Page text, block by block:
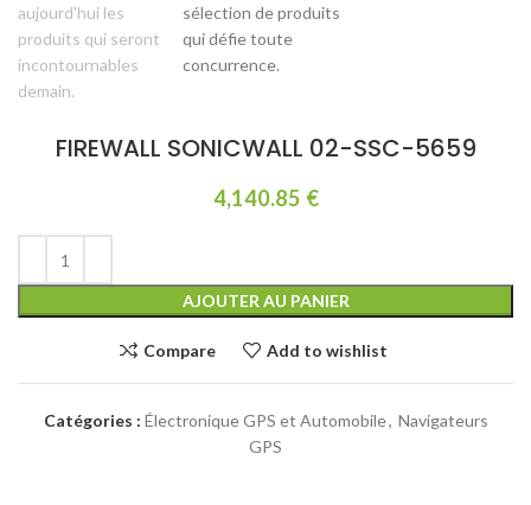
FIREWALL SONICWALL 02-SSC-5659
4,140.85 €
AJOUTER AU PANIER
Compare Add to wishlist
Catégories : Électronique GPS et Automobile, Navigateurs
GPS